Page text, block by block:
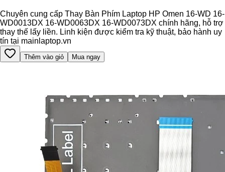
Chuyên cung cấp Thay Bàn Phím Laptop HP Omen 16-WD 16-
WD0013DX 16-WD0063DX 16-WD0073DX chính hãng, hỗ trợ
thay thế lấy liền. Linh kiện được kiểm tra kỹ thuật, bảo hành uy
tín tại mainlaptop.vn
Thêm vào giỏ Mua ngay